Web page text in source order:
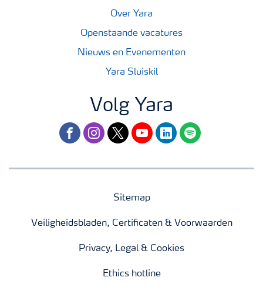
Over Yara
Openstaande vacatures
Nieuws en Evenementen
Yara Sluiskil
Volg Yara
facebookinstagram
twitteryoutubelinkedinspotify
Sitemap
Veiligheidsbladen, Certificaten & Voorwaarden
Privacy, Legal & Cookies
Ethics hotline